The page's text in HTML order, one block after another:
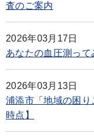
査のご案内
2026年03月17日
あなたの血圧測って
2026年03月13日
浦添市「地域の困
時点】